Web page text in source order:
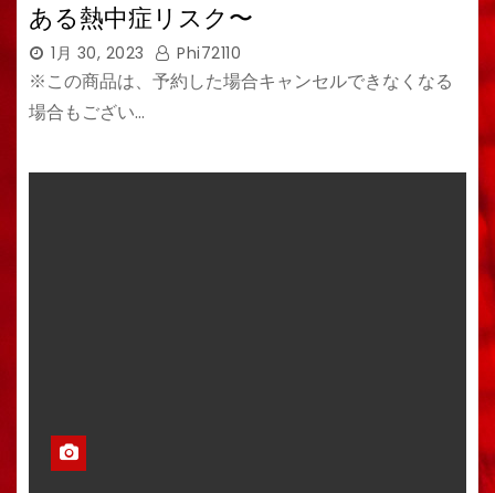
ある熱中症リスク〜
1月 30, 2023 Phi72110
※この商品は、予約した場合キャンセルできなくなる
場合もござい…